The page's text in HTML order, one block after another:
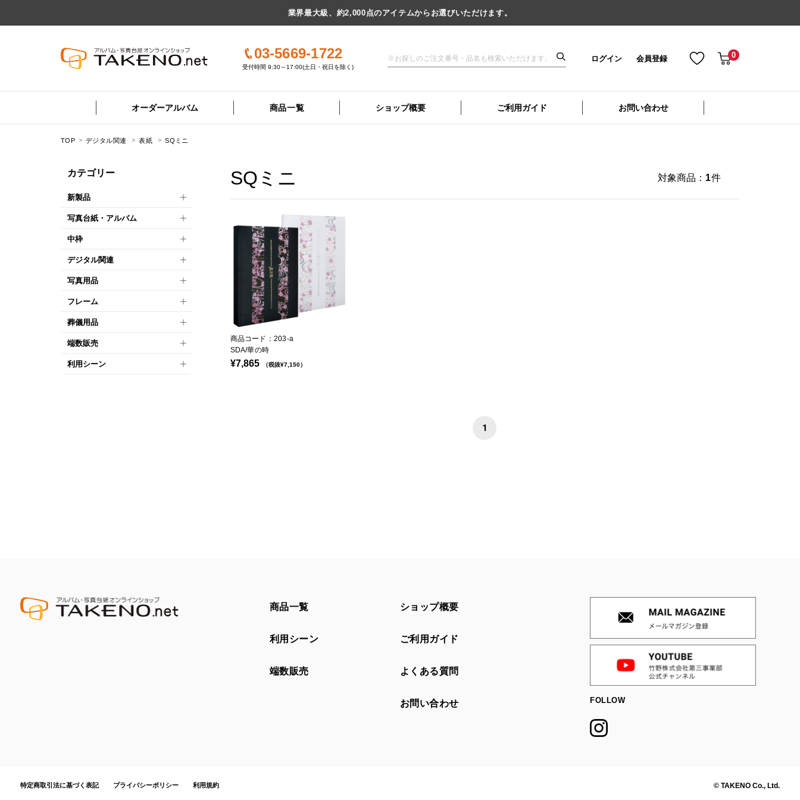
業界最大級、約2,000点のアイテムからお選びいただけます。
03-5669-1722
受付時間 9:30～17:00(土日・祝日を除く)
ログイン 会員登録 0
オーダーアルバム 商品一覧 ショップ概要 ご利用ガイド お問い合わせ
TOP デジタル関連 表紙 SQミニ
カテゴリー
新製品
写真台紙・アルバム
中枠
デジタル関連
写真用品
フレーム
葬儀用品
端数販売
利用シーン
SQミニ 対象商品： 1件
商品コード：203-a
SDA/華の時
¥7,865 （税抜¥7,150）
1
商品一覧
利用シーン
端数販売
ショップ概要
ご利用ガイド
よくある質問
お問い合わせ FOLLOW
特定商取引法に基づく表記 プライバシーポリシー 利用規約 © TAKENO Co., Ltd.